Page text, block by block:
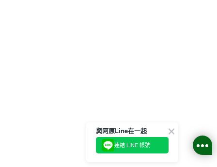
與阿原Line在一起
連結 LINE 帳號